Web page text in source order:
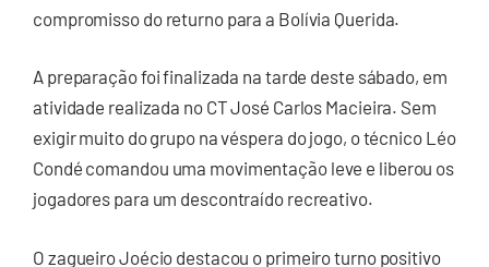
compromisso do returno para a Bolívia Querida.
A preparação foi finalizada na tarde deste sábado, em
atividade realizada no CT José Carlos Macieira. Sem
exigir muito do grupo na véspera do jogo, o técnico Léo
Condé comandou uma movimentação leve e liberou os
jogadores para um descontraído recreativo.
O zagueiro Joécio destacou o primeiro turno positivo